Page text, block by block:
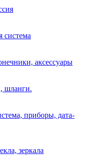
система
аксессуары
шланги.
приборы, дата-
зеркала